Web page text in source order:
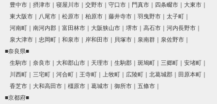
豊中市
摂津市 寝屋川市 交野市 守口市 門真市 四条畷市
大東市
東大阪市
八尾市 松原市 柏原市 藤井寺市 羽曳野市
太子町
河南町
南河内郡 富田林市 大阪狭山市 堺市 高石市
河内長野市
泉大津市
忠岡町 和泉市 岸和田市 貝塚市 泉南群
泉佐野市
■奈良県■
生駒市
奈良市 大和郡山市 天理市 生駒郡 斑鳩町 三郷町
安堵町
川西町
三宅町 河合町 王寺町 上牧町 広陵町 北葛城郡
田原本町
香芝市
大和高田市 橿原市 葛城市 御所市
五條市
■京都府■